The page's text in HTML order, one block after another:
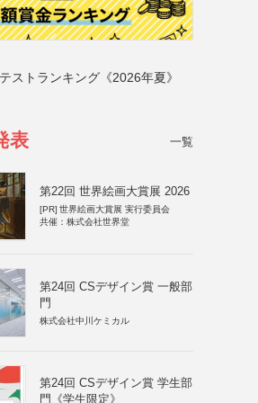
ストランキング《2026年夏》
表 一覧
第22回 世界絵画大賞展 2026
[PR] 世界絵画大賞展 実行委員会
共催：株式会社世界堂
第24回 CSデザイン賞 一般部
門
株式会社中川ケミカル
第24回 CSデザイン賞 学生部
門《学生限定》